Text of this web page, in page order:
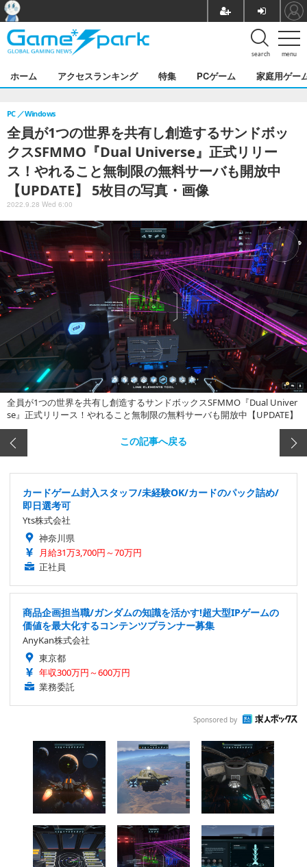
menu
search
ホーム アクセスランキング 特集 PCゲーム 家庭用ゲー
全員が1つの世界を共有し創造するサンドボッ
クスSFMMO『Dual Universe』正式リリー
ス！やれること無制限の無料サーバも開放中
【UPDATE】 5枚目の写真・画像
PC Windows
2022.9.28 Wed 6:00
全員が1つの世界を共有し創造するサンドボックスSFMMO『Dual Univer
se』正式リリース！やれること無制限の無料サーバも開放中【UPDATE】
この記事へ戻る
カードゲーム封入スタッフ/未経験OK/カードのパック詰め/
即日選考可
Yts株式会社
神奈川県
月給31万3,700円～70万円
正社員
商品企画担当職/ガンダムの知識を活かす!超大型IPゲームの
価値を最大化するコンテンツプランナー募集
AnyKan株式会社
東京都
年収300万円～600万円
業務委託
Sponsored by